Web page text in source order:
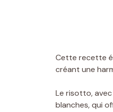
Cette recette
créant une
Le risotto,
blanches, qui